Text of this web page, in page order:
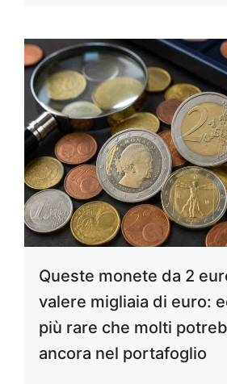
Queste monete da 2
valere migliaia di euro:
più rare che molti
ancora nel portafoglio